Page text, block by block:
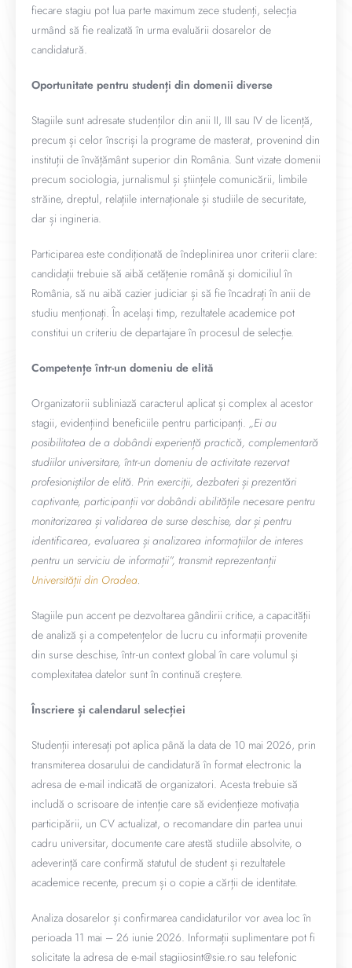
fiecare stagiu pot lua parte maximum zece studenți, selecția
urmând să fie realizată în urma evaluării dosarelor de
candidatură.
Oportunitate pentru studenți din domenii diverse
Stagiile sunt adresate studenților din anii II, III sau IV de licență,
precum și celor înscriși la programe de masterat, provenind din
instituții de învățământ superior din România. Sunt vizate domenii
precum sociologia, jurnalismul și științele comunicării, limbile
străine, dreptul, relațiile internaționale și studiile de securitate,
dar și ingineria.
Participarea este condiționată de îndeplinirea unor criterii clare:
candidații trebuie să aibă cetățenie română și domiciliul în
România, să nu aibă cazier judiciar și să fie încadrați în anii de
studiu menționați. În același timp, rezultatele academice pot
constitui un criteriu de departajare în procesul de selecție.
Competențe într-un domeniu de elită
Organizatorii subliniază caracterul aplicat și complex al acestor
stagii, evidențiind beneficiile pentru participanți. „Ei au
posibilitatea de a dobândi experiență practică, complementară
studiilor universitare, într-un domeniu de activitate rezervat
profesioniștilor de elită. Prin exerciții, dezbateri și prezentări
captivante, participanții vor dobândi abilitățile necesare pentru
monitorizarea și validarea de surse deschise, dar și pentru
identificarea, evaluarea și analizarea informațiilor de interes
pentru un serviciu de informații”, transmit reprezentanții
Universității din Oradea.
Stagiile pun accent pe dezvoltarea gândirii critice, a capacității
de analiză și a competențelor de lucru cu informații provenite
din surse deschise, într-un context global în care volumul și
complexitatea datelor sunt în continuă creștere.
Înscriere și calendarul selecției
Studenții interesați pot aplica până la data de 10 mai 2026, prin
transmiterea dosarului de candidatură în format electronic la
adresa de e-mail indicată de organizatori. Acesta trebuie să
includă o scrisoare de intenție care să evidențieze motivația
participării, un CV actualizat, o recomandare din partea unui
cadru universitar, documente care atestă studiile absolvite, o
adeverință care confirmă statutul de student și rezultatele
academice recente, precum și o copie a cărții de identitate.
Analiza dosarelor și confirmarea candidaturilor vor avea loc în
perioada 11 mai – 26 iunie 2026. Informații suplimentare pot fi
solicitate la adresa de e-mail stagiiosint@sie.ro sau telefonic